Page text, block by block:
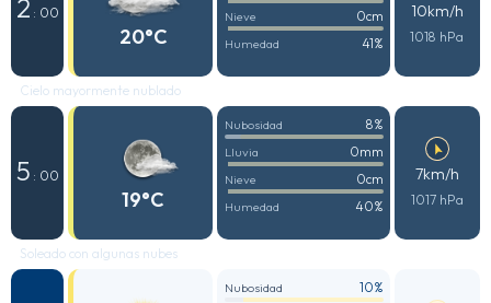
2 : 00
20°C
Nieve 0cm
Humedad 41%
10km/h
1018 hPa
Cielo mayormente nublado
5 : 00
19°C
Nubosidad 8%
Lluvia 0mm
Nieve 0cm
Humedad 40%
7km/h
1017 hPa
Soleado con algunas nubes
Nubosidad 10%